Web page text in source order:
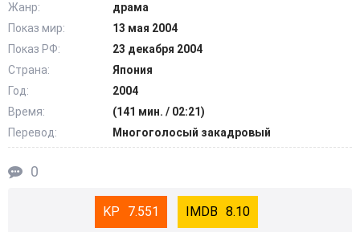
Жанр:
драма
Показ мир:
13 мая 2004
Показ РФ:
23 декабря 2004
Страна:
Япония
Год:
2004
Время:
(141 мин. / 02:21)
Перевод:
Многоголосый закадровый
0
7.551 8.10